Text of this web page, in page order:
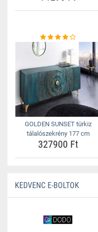
GOLDEN SUNSET türkiz
tálalószekrény 177 cm
327900 Ft
KEDVENC E-BOLTOK